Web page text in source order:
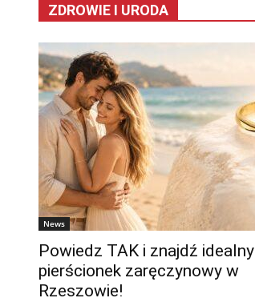
ZDROWIE I URODA
News
Powiedz TAK i znajdź idealny
pierścionek zaręczynowy w
Rzeszowie!